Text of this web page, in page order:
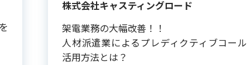
株式会社キャスティングロード
架電業務の大幅改善！！
人材派遣業によるプレディクティブコール
活用方法とは？